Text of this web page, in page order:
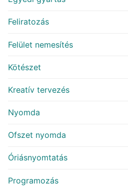
Feliratozás
Felület nemesítés
Kötészet
Kreatív tervezés
Nyomda
Ofszet nyomda
Óriásnyomtatás
Programozás